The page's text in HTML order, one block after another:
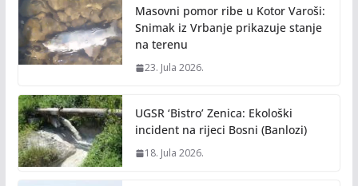
Masovni pomor ribe u Kotor Varoši:
Snimak iz Vrbanje prikazuje stanje
na terenu
23. Jula 2026.
UGSR ‘Bistro’ Zenica: Ekološki
incident na rijeci Bosni (Banlozi)
18. Jula 2026.